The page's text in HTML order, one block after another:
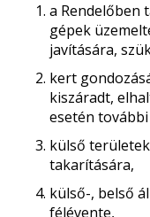
a Rendelőben
gépek
javítására,
kert
kiszáradt,
esetén
külső
takarítására,
külső-, belső
félévente,